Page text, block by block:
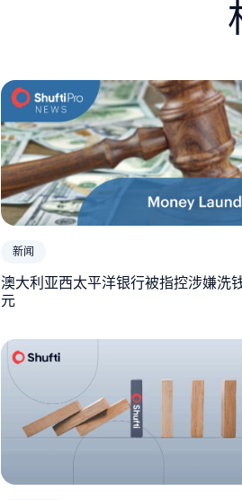
新闻
澳大利亚西太平洋银行被指控涉嫌洗
元